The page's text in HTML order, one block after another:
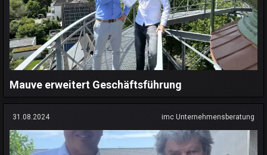
Mauve erweitert Geschäftsführung
31.08.2024 imc Unternehmensberatung